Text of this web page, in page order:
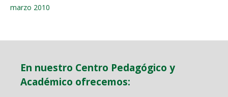
marzo 2010
En nuestro Centro Pedagógico y
Académico ofrecemos: